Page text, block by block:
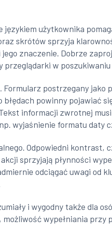
użytkownika
skrótów sprzyja
znaczenie. Dobrze
w
postrzegany jako
powinny pojawiać
informacji zwrotnej
wyjaśnienie formatu daty
Odpowiedni
sprzyjają płynności
odciągać uwagi od
i wygodny także dla
wypełniania